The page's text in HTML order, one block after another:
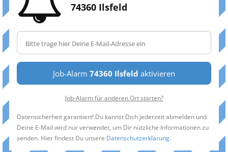
74360 Ilsfeld
Job-Alarm 74360 Ilsfeld aktivieren
Job-Alarm für anderen Ort starten?
Datensicherheit garantiert! Du kannst Dich jederzeit abmelden und
Deine E-Mail wird nur verwendet, um Dir nützliche Informationen zu
senden. Hier findest Du unsere Datenschutzerklärung.